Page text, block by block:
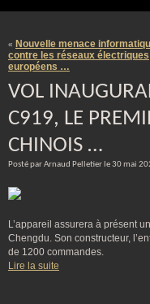
« Nouvelle menace
contre les réseaux électriques
européens …
VOL
C919, LE
CHINOIS …
Posté par Arnaud Pelletier le 30 mai
L’appareil assurera à présent
Chengdu. Son constructeur,
de 1200 commandes.
Lire la suite